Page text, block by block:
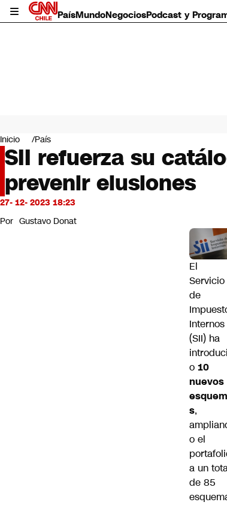
PaísMundoNegociosPodcast y
Mundo
Negocios
Deportes
Programas completos
Cultura
Servicios
Bits
CNN Data
Inicio País
SII refuerza su
prevenir elusiones
27- 12- 2023 18:23
Por Gustavo Donat
El
Servicio
de
Internos
(SII) ha
o 10
nuevos
s,
o el
a un
de 85